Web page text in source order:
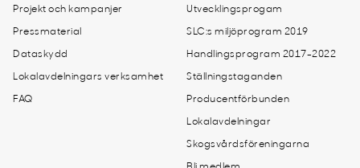
Projekt och kampanjer
Pressmaterial
Dataskydd
Lokalavdelningars verksamhet
FAQ
Utvecklingsprogam
SLC:s miljöprogram 2019
Handlingsprogram 2017-2022
Ställningstaganden
Producentförbunden
Lokalavdelningar
Skogsvårdsföreningarna